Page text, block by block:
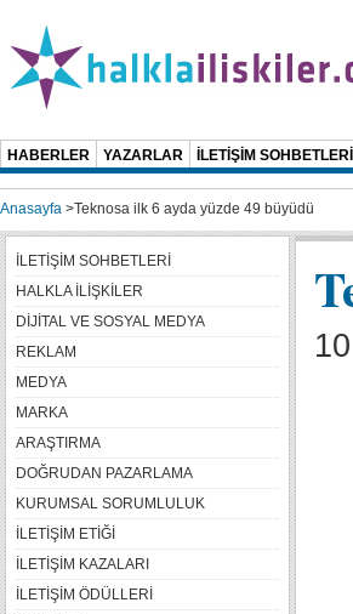
HABERLER YAZARLAR İLETİŞİM SOHBETLERİ
Anasayfa >Teknosa ilk 6 ayda yüzde 49 büyüdü
İLETİŞİM SOHBETLERİ
HALKLA İLİŞKİLER
DİJİTAL VE SOSYAL MEDYA
REKLAM
MEDYA
MARKA
ARAŞTIRMA
DOĞRUDAN PAZARLAMA
KURUMSAL SORUMLULUK
İLETİŞİM ETİĞİ
İLETİŞİM KAZALARI
İLETİŞİM ÖDÜLLERİ